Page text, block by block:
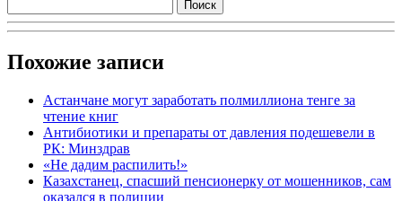
Похожие записи
Астанчане могут заработать полмиллиона тенге за
чтение книг
Антибиотики и препараты от давления подешевели в
РК: Минздрав
«Не дадим распилить!»
Казахстанец, спасший пенсионерку от мошенников, сам
оказался в полиции